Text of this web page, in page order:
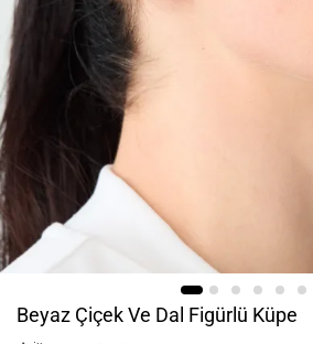
Beyaz Çiçek Ve Dal Figürlü Küpe